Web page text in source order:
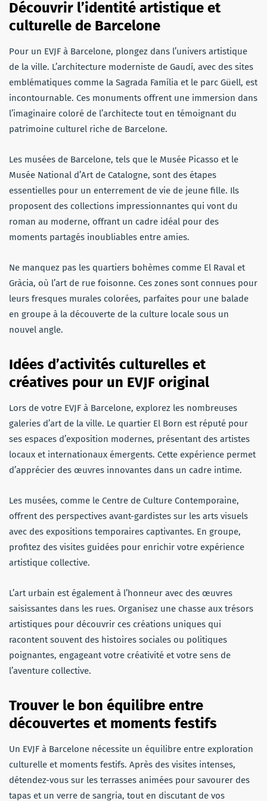
Découvrir l’identité artistique et
culturelle de Barcelone
Pour un EVJF à Barcelone, plongez dans l’univers artistique
de la ville. L’architecture moderniste de Gaudí, avec des sites
emblématiques comme la Sagrada Família et le parc Güell, est
incontournable. Ces monuments offrent une immersion dans
l’imaginaire coloré de l’architecte tout en témoignant du
patrimoine culturel riche de Barcelone.
Les musées de Barcelone, tels que le Musée Picasso et le
Musée National d’Art de Catalogne, sont des étapes
essentielles pour un enterrement de vie de jeune fille. Ils
proposent des collections impressionnantes qui vont du
roman au moderne, offrant un cadre idéal pour des
moments partagés inoubliables entre amies.
Ne manquez pas les quartiers bohèmes comme El Raval et
Gràcia, où l’art de rue foisonne. Ces zones sont connues pour
leurs fresques murales colorées, parfaites pour une balade
en groupe à la découverte de la culture locale sous un
nouvel angle.
Idées d’activités culturelles et
créatives pour un EVJF original
Lors de votre EVJF à Barcelone, explorez les nombreuses
galeries d’art de la ville. Le quartier El Born est réputé pour
ses espaces d’exposition modernes, présentant des artistes
locaux et internationaux émergents. Cette expérience permet
d’apprécier des œuvres innovantes dans un cadre intime.
Les musées, comme le Centre de Culture Contemporaine,
offrent des perspectives avant-gardistes sur les arts visuels
avec des expositions temporaires captivantes. En groupe,
profitez des visites guidées pour enrichir votre expérience
artistique collective.
L’art urbain est également à l’honneur avec des œuvres
saisissantes dans les rues. Organisez une chasse aux trésors
artistiques pour découvrir ces créations uniques qui
racontent souvent des histoires sociales ou politiques
poignantes, engageant votre créativité et votre sens de
l’aventure collective.
Trouver le bon équilibre entre
découvertes et moments festifs
Un EVJF à Barcelone nécessite un équilibre entre exploration
culturelle et moments festifs. Après des visites intenses,
détendez-vous sur les terrasses animées pour savourer des
tapas et un verre de sangria, tout en discutant de vos